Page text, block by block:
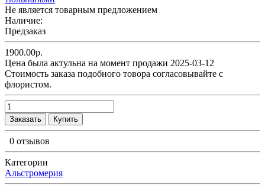
Не является товарным предложением
Наличие:
Предзаказ
1900.00р.
Цена была актульна на момент продажи 2025-03-12
Cтоимость заказа подобного товора согласовывайте с
флористом.
Заказать Купить
0 отзывов
Категории
Альстромерия